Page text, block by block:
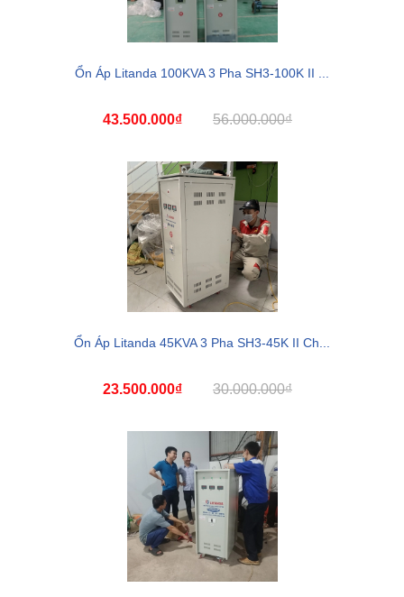
Ổn Áp Litanda 100KVA 3 Pha SH3-100K II ...
43.500.000₫ 56.000.000₫
Ổn Áp Litanda 45KVA 3 Pha SH3-45K II Ch...
23.500.000₫ 30.000.000₫